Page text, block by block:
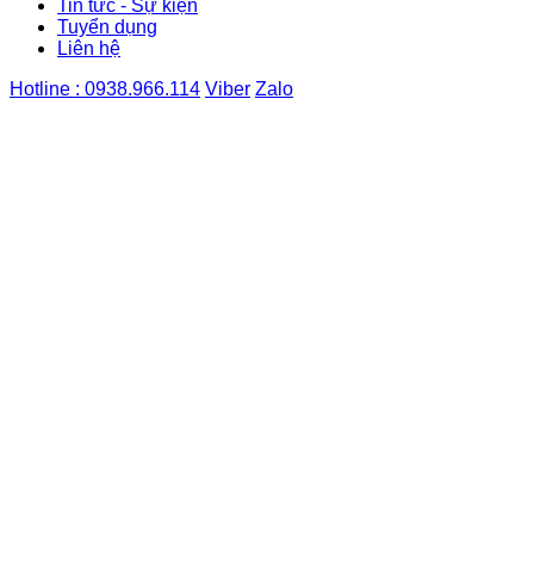
Tin tức - Sự kiện
Tuyển dụng
Liên hệ
Hotline : 0938.966.114 Viber Zalo